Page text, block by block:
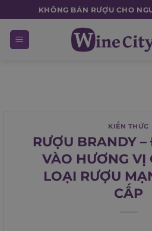
to
content
KHÔNG BÁN RƯỢU CHO
KIẾN THỨC
RƯỢU BRANDY
VÀO HƯƠNG VỊ
LOẠI RƯỢU
CẤP